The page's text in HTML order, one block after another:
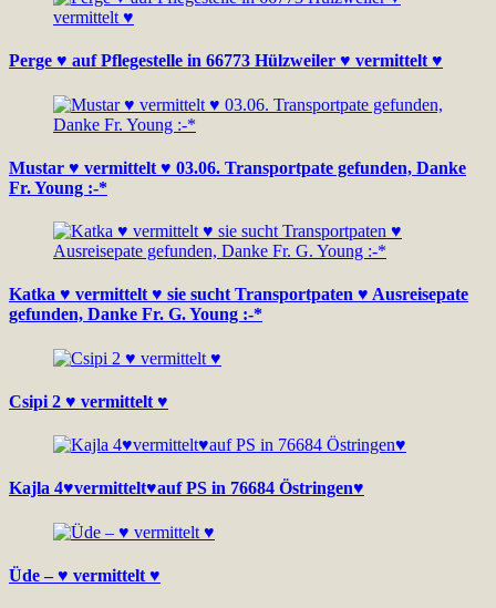
Perge ♥ auf Pflegestelle in 66773 Hülzweiler ♥ vermittelt ♥
Mustar ♥ vermittelt ♥ 03.06. Transportpate gefunden, Danke
Fr. Young :-*
Katka ♥ vermittelt ♥ sie sucht Transportpaten ♥ Ausreisepate
gefunden, Danke Fr. G. Young :-*
Csipi 2 ♥ vermittelt ♥
Kajla 4♥vermittelt♥auf PS in 76684 Östringen♥
Üde – ♥ vermittelt ♥